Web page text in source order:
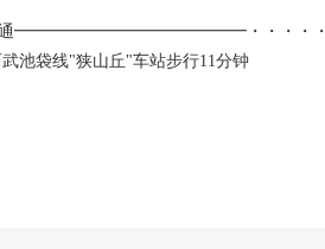
━━━━━━━━━━━━━━・・・・・
池袋线"狭山丘"车站步行11分钟